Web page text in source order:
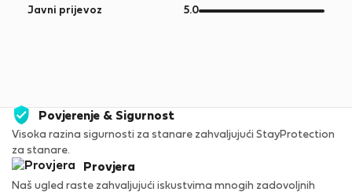
5
Javni prijevoz 5.0od
Povjerenje & Sigurnost
Visoka razina sigurnosti za stanare zahvaljujući StayProtection
za stanare.
Provjera
Naš ugled raste zahvaljujući iskustvima mnogih zadovoljnih